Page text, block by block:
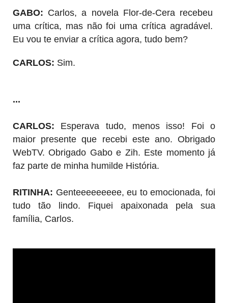
GABO: Carlos, a novela Flor-de-Cera recebeu
uma crítica, mas não foi uma crítica agradável.
Eu vou te enviar a crítica agora, tudo bem?
CARLOS: Sim.
...
CARLOS: Esperava tudo, menos isso! Foi o
maior presente que recebi este ano. Obrigado
WebTV. Obrigado Gabo e Zih. Este momento já
faz parte de minha humilde História.
RITINHA: Genteeeeeeeee, eu to emocionada, foi
tudo tão lindo. Fiquei apaixonada pela sua
família, Carlos.